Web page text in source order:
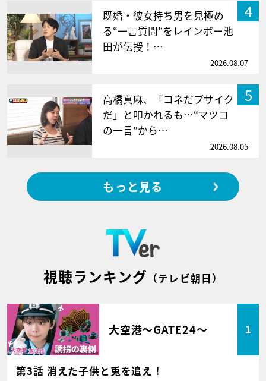
4
既婚・彼女持ち男を見極め
る“一言質問”をレインボー池
田が伝授！…
2026.08.07
5
高橋真麻、「コネだブサイク
だ」と叩かれるも…“マツコ
の一言”から…
2026.08.05
もっと見る
視聴ランキング （テレビ朝日）
大空港～GATE24～ 1
第3話 消えた子供と兎を追え！